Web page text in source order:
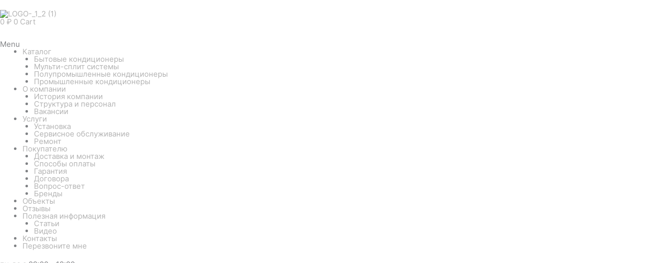
0 ₽ 0 Cart
Menu
Каталог
Бытовые кондиционеры
Мульти-сплит системы
Полупромышленные кондиционеры
Промышленные кондиционеры
О компании
История компании
Структура и персонал
Вакансии
Услуги
Установка
Сервисное обслуживание
Ремонт
Покупателю
Доставка и монтаж
Способы оплаты
Гарантия
Договора
Вопрос-ответ
Бренды
Объекты
Отзывы
Полезная информация
Статьи
Видео
Контакты
Перезвоните мне